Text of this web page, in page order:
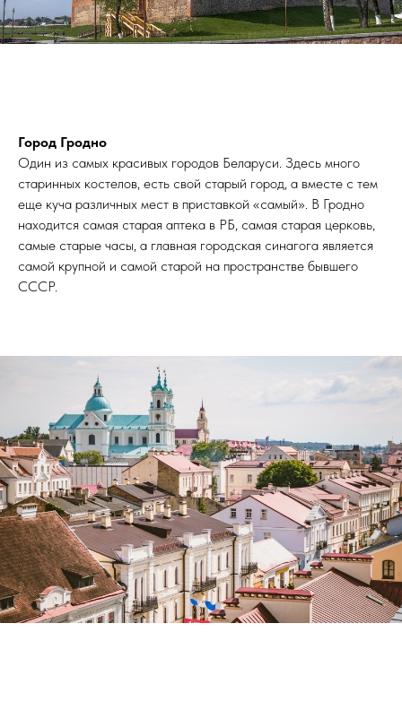
Город Гродно
Один из самых красивых городов Беларуси. Здесь много
старинных костелов, есть свой старый город, а вместе с тем
еще куча различных мест в приставкой «самый». В Гродно
находится самая старая аптека в РБ, самая старая церковь,
самые старые часы, а главная городская синагога является
самой крупной и самой старой на пространстве бывшего
СССР.